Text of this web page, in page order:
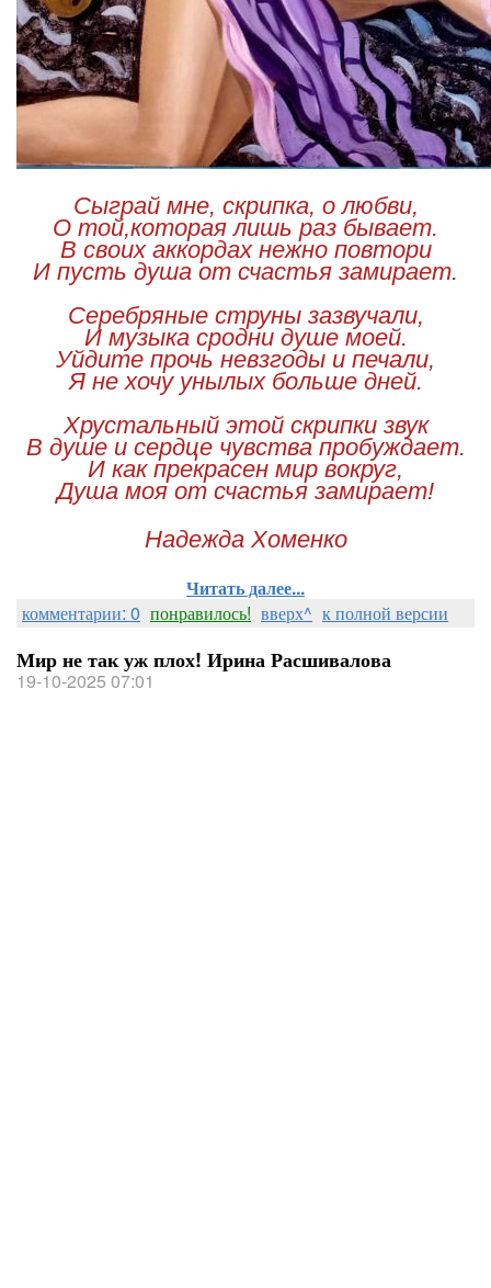
Сыграй мне, скрипка, о любви,
О той,которая лишь раз бывает.
В своих аккордах нежно повтори
И пусть душа от счастья замирает.
Серебряные струны зазвучали,
И музыка сродни душе моей.
Уйдите прочь невзгоды и печали,
Я не хочу унылых больше дней.
Хрустальный этой скрипки звук
В душе и сердце чувства пробуждает.
И как прекрасен мир вокруг,
Душа моя от счастья замирает!
Надежда Хоменко
Читать далее...
комментарии: 0 понравилось! вверх^ к полной версии
Мир не так уж плох! Ирина Расшивалова
19-10-2025 07:01